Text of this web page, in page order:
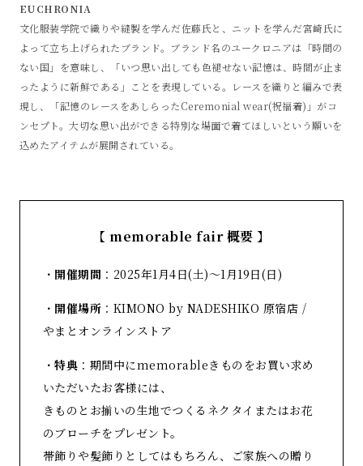
EUCHRONIA
文化服装学院で織りや縫製を学んだ佐藤氏と、ニットを学んだ宮崎氏に
よって立ち上げられたブランド。ブランド名のユークロニアは「時間の
ない国」を意味し、「いつ思い出しても色褪せない記憶は、時間が止ま
ったように新鮮である」ことを表現している。レースを織りと編みで表
現し、「記憶のレースをあしらったCeremonial wear(祝福着)」がコ
ンセプト。大切な思い出ができる特別な場面で着てほしいという願いを
込めたアイテムが展開されている。
【memorable fair 概要 】
・ 開催期間 ：2025年1月4日(土)〜1月19日(日)
・ 開催場所 ：KIMONO by NADESHIKO 原宿店 /
やまとオンラインストア
・特典 ：期間中にmemorableきものをお買い求め
いただいたお客様には、
きものとお揃いの生地でつくるネクタイまたはお花
のブローチをプレゼント。
帯飾りや髪飾りとしてはもちろん、ご家族への贈り